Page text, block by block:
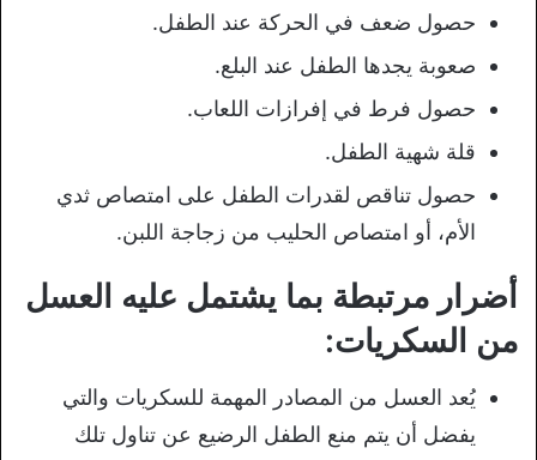
حصول ضعف في الحركة عند الطفل.
صعوبة يجدها الطفل عند البلع.
حصول فرط في إفرازات اللعاب.
قلة شهية الطفل.
حصول تناقص لقدرات الطفل على امتصاص ثدي
الأم، أو امتصاص الحليب من زجاجة اللبن.
أضرار مرتبطة بما يشتمل عليه العسل
من السكريات:
يُعد العسل من المصادر المهمة للسكريات والتي
يفضل أن يتم منع الطفل الرضيع عن تناول تلك